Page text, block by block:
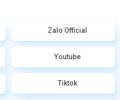
Zalo Official
Youtube
Tiktok